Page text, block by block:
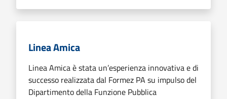
Linea Amica
Linea Amica è stata un’esperienza innovativa e di
successo realizzata dal Formez PA su impulso del
Dipartimento della Funzione Pubblica